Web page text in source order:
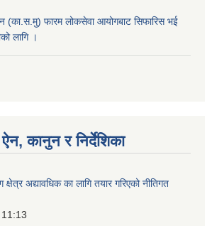
(का.स.मु) फारम लोकसेवा आयोगबाट सिफारिस भई
लागि ।
कानुन र निर्देशिका
क्षेत्र अद्यावधिक का लागि तयार गरिएको नीतिगत